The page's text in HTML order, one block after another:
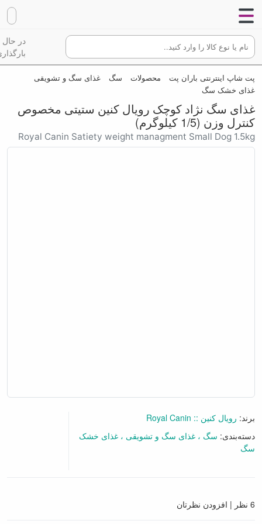
در حال
پت شاپ اینترنتی باران پت محصولات سگ
غذای سگ و تشویقی
غذای خشک سگ
غذای سگ نژاد کوچک رویال کنین ستیتی مخصوص
کنترل وزن (1/5 کیلوگرم)
Royal Canin Satiety weight managment Small Dog 1.5kg
برند: رویال کنین :: Royal Canin
دسته‌بندی: سگ غذای سگ و تشویقی
غذای خشک
سگ
6 نظر | افزودن نظرتان